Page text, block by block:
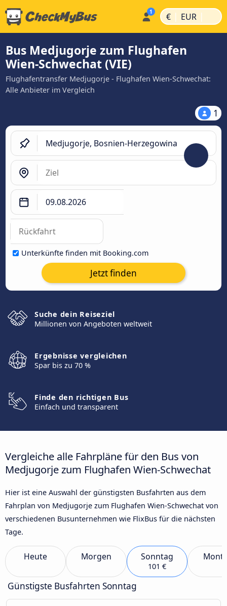
€ | EUR |
Bus Medjugorje zum Flughafen
Wien-Schwechat (VIE)
Flughafentransfer Medjugorje - Flughafen Wien-Schwechat:
Alle Anbieter im Vergleich
1
Unterkünfte finden mit Booking.com
Jetzt finden
Suche dein Reiseziel
Millionen von Angeboten weltweit
Ergebnisse vergleichen
Spar bis zu 70 %
Finde den richtigen Bus
Einfach und transparent
Vergleiche alle Fahrpläne für den Bus von
Medjugorje zum Flughafen Wien-Schwechat
Hier ist eine Auswahl der günstigsten Busfahrten aus dem
Fahrplan von Medjugorje zum Flughafen Wien-Schwechat von
verschiedenen Busunternehmen wie FlixBus für die nächsten
Tage.
Heute Morgen Sonntag
101 €
Günstigste Busfahrten Sonntag